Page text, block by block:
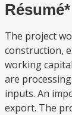
Résumé*
The project
construction,
working
are
inputs. An
export. The